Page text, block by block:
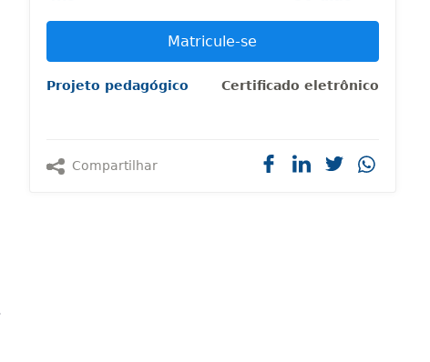
Matricule-se
Projeto pedagógico Certificado eletrônico
Compartilhar